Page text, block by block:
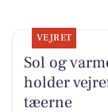
VEJRET
Sol og
holder
tæerne